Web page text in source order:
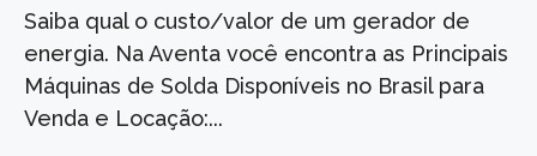
Saiba qual o custo/valor de um gerador de
energia. Na Aventa você encontra as Principais
Máquinas de Solda Disponíveis no Brasil para
Venda e Locação:...